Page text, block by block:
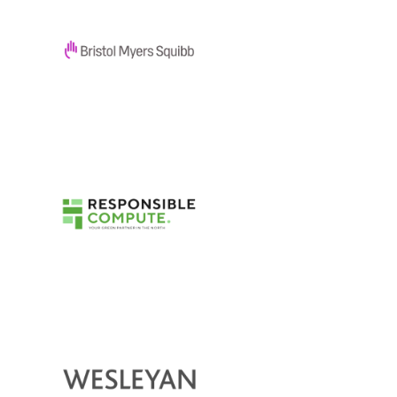
performance efficacement
SERVICE
Simplifiez la gestion du cycle